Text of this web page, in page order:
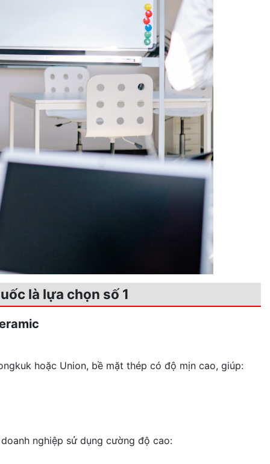
là lựa chọn số 1
hoặc Union, bề mặt thép có độ mịn cao, giúp:
nghiệp sử dụng cường độ cao: